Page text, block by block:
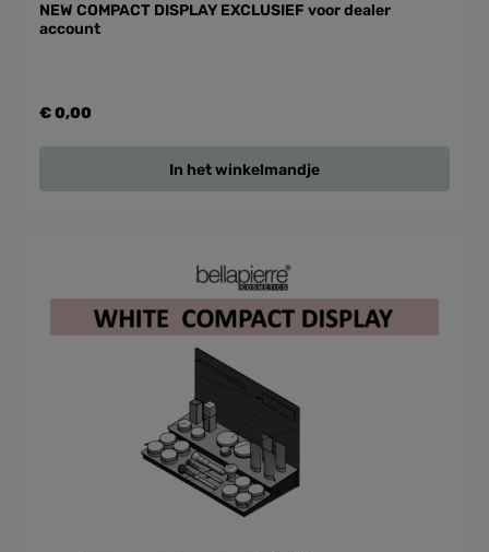
NEW COMPACT DISPLAY EXCLUSIEF voor dealer
account
€ 0,00
In het winkelmandje